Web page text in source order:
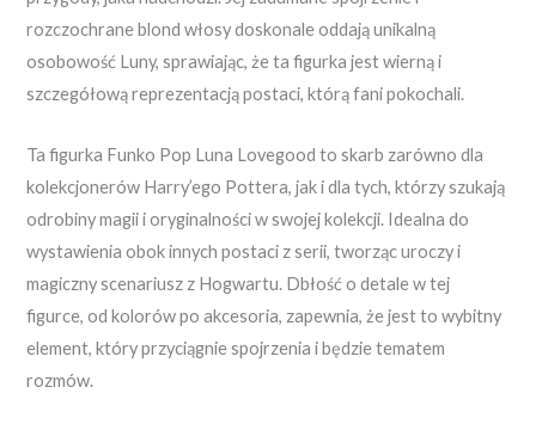
rozczochrane blond włosy doskonale oddają unikalną
osobowość Luny, sprawiając, że ta figurka jest wierną i
szczegółową reprezentacją postaci, którą fani pokochali.
Ta figurka Funko Pop Luna Lovegood to skarb zarówno dla
kolekcjonerów Harry’ego Pottera, jak i dla tych, którzy szukają
odrobiny magii i oryginalności w swojej kolekcji. Idealna do
wystawienia obok innych postaci z serii, tworząc uroczy i
magiczny scenariusz z Hogwartu. Dbłość o detale w tej
figurce, od kolorów po akcesoria, zapewnia, że jest to wybitny
element, który przyciągnie spojrzenia i będzie tematem
rozmów.